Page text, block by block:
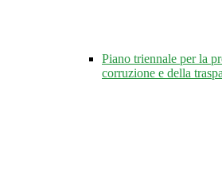
Piano triennale per la
corruzione e della